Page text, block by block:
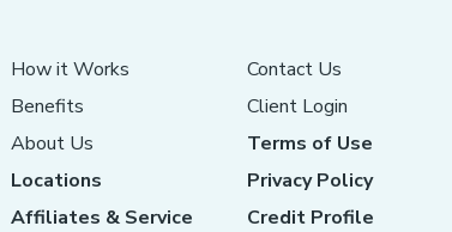
How it Works
Benefits
About Us
Locations
Affiliates & Service
Contact Us
Client Login
Terms of Use
Privacy Policy
Credit Profile